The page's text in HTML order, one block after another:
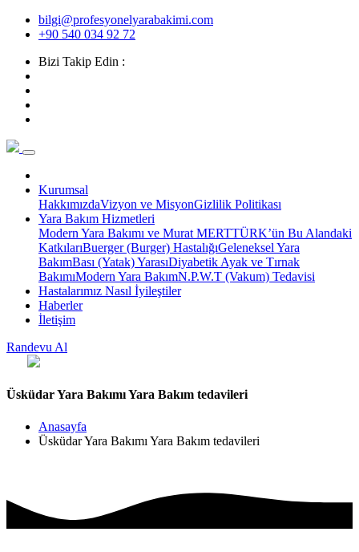
bilgi@profesyonelyarabakimi.com
+90 540 034 92 72
Bizi Takip Edin :
Kurumsal
HakkımızdaVizyon ve MisyonGizlilik Politikası
Yara Bakım Hizmetleri
Modern Yara Bakımı ve Murat MERTTÜRK’ün Bu Alandaki
KatkılarıBuerger (Burger) HastalığıGeleneksel Yara
BakımBası (Yatak) YarasıDiyabetik Ayak ve Tırnak
BakımıModern Yara BakımN.P.W.T (Vakum) Tedavisi
Hastalarımız Nasıl İyileştiler
Haberler
İletişim
Randevu Al
Üsküdar Yara Bakımı Yara Bakım tedavileri
Anasayfa
Üsküdar Yara Bakımı Yara Bakım tedavileri